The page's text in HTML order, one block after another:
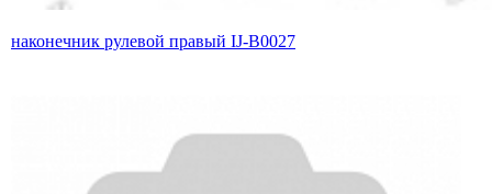
наконечник рулевой правый IJ-B0027